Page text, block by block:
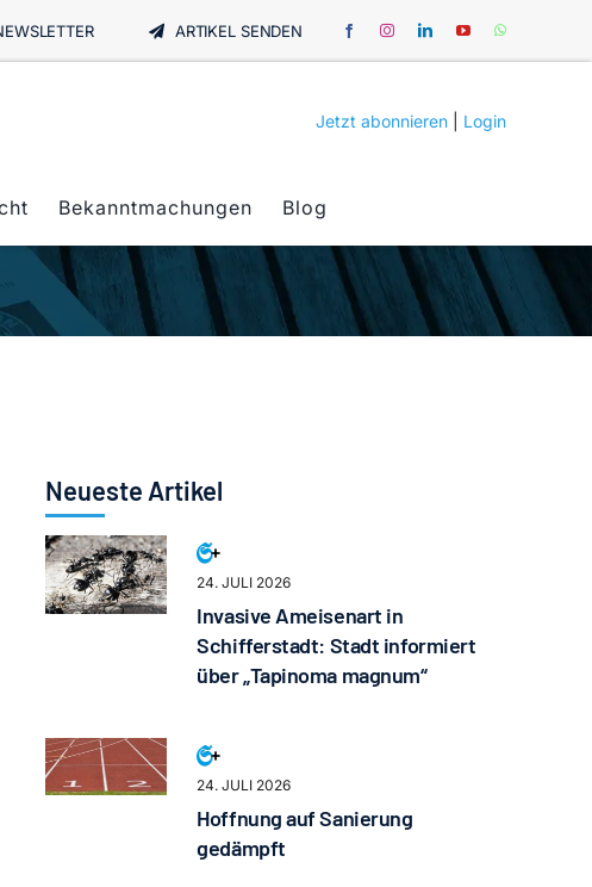
ARTIKEL SENDEN
Jetzt abonnieren Login
Bekanntmachungen Blog
Neueste Artikel
24. JULI 2026
Invasive Ameisenart in
Schifferstadt: Stadt informiert
über „Tapinoma magnum“
24. JULI 2026
Hoffnung auf Sanierung
gedämpft